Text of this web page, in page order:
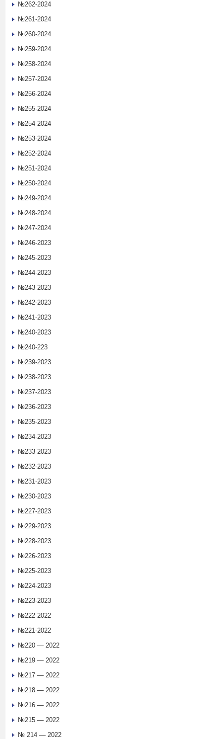
№262-2024
№261-2024
№260-2024
№259-2024
№258-2024
№257-2024
№256-2024
№255-2024
№254-2024
№253-2024
№252-2024
№251-2024
№250-2024
№249-2024
№248-2024
№247-2024
№246-2023
№245-2023
№244-2023
№243-2023
№242-2023
№241-2023
№240-2023
№240-223
№239-2023
№238-2023
№237-2023
№236-2023
№235-2023
№234-2023
№233-2023
№232-2023
№231-2023
№230-2023
№227-2023
№229-2023
№228-2023
№226-2023
№225-2023
№224-2023
№223-2023
№222-2022
№221-2022
№220 — 2022
№219 — 2022
№217 — 2022
№218 — 2022
№216 — 2022
№215 — 2022
№ 214 — 2022